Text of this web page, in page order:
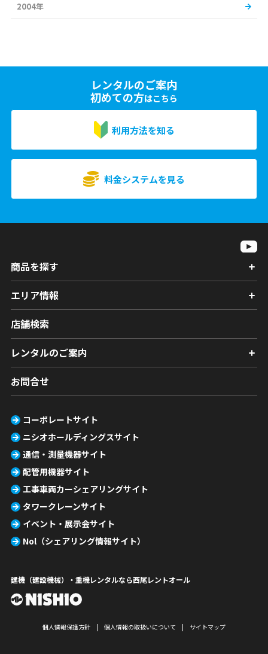
2004年
レンタルのご案内
初めての方はこちら
利用方法を知る
料金システムを見る
商品を探す
エリア情報
店舗検索
レンタルのご案内
お問合せ
コーポレートサイト
ニシオホールディングスサイト
通信・測量機器サイト
配管用機器サイト
工事車両カーシェアリングサイト
タワークレーンサイト
イベント・展示会サイト
Nol（シェアリング情報サイト）
建機（建設機械）・重機レンタルなら西尾レントオール
個人情報保護方針 個人情報の取扱いについて サイトマップ